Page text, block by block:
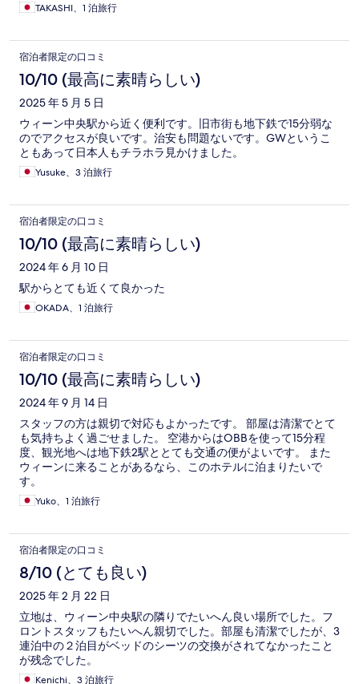
TAKASHI、1 泊旅行
宿泊者限定の口コミ
10/10 (最高に素晴らしい)
2025 年 5 月 5 日
ウィーン中央駅から近く便利です。旧市街も地下鉄で15分弱な
のでアクセスが良いです。治安も問題ないです。GWというこ
ともあって日本人もチラホラ見かけました。
Yusuke、3 泊旅行
宿泊者限定の口コミ
10/10 (最高に素晴らしい)
2024 年 6 月 10 日
駅からとても近くて良かった
OKADA、1 泊旅行
宿泊者限定の口コミ
10/10 (最高に素晴らしい)
2024 年 9 月 14 日
スタッフの方は親切で対応もよかったです。 部屋は清潔でとて
も気持ちよく過ごせました。 空港からはOBBを使って15分程
度、観光地へは地下鉄2駅ととても交通の便がよいです。 また
ウィーンに来ることがあるなら、このホテルに泊まりたいで
す。
Yuko、1 泊旅行
宿泊者限定の口コミ
8/10 (とても良い)
2025 年 2 月 22 日
立地は、ウィーン中央駅の隣りでたいへん良い場所でした。フ
ロントスタッフもたいへん親切でした。部屋も清潔でしたが、3
連泊中の２泊目がベッドのシーツの交換がされてなかったこと
が残念でした。
Kenichi、3 泊旅行